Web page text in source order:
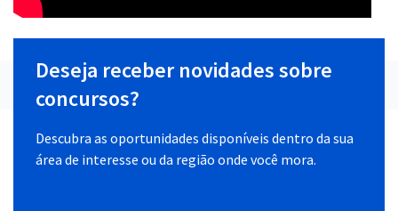
Deseja receber novidades sobre
concursos?
Descubra as oportunidades disponíveis dentro da sua
área de interesse ou da região onde você mora.